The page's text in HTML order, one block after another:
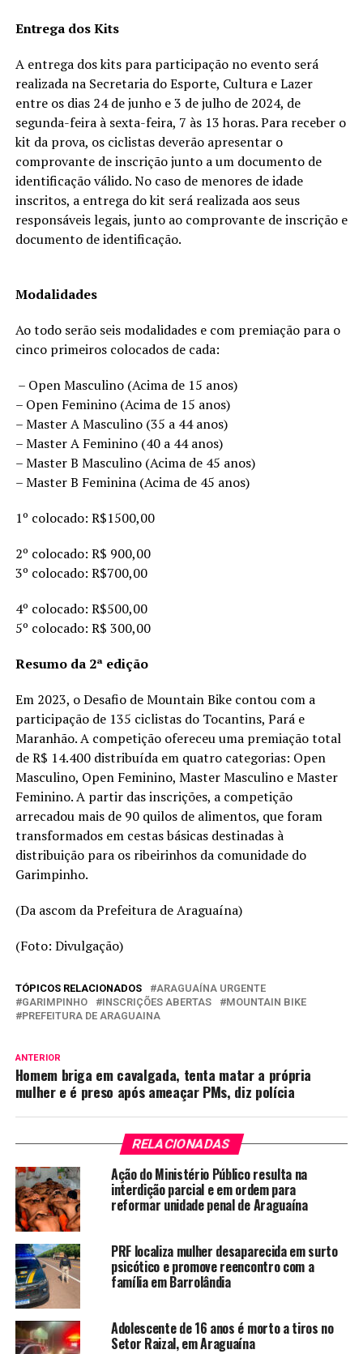
Entrega dos Kits
A entrega dos kits para participação no evento será
realizada na Secretaria do Esporte, Cultura e Lazer
entre os dias 24 de junho e 3 de julho de 2024, de
segunda-feira à sexta-feira, 7 às 13 horas. Para receber o
kit da prova, os ciclistas deverão apresentar o
comprovante de inscrição junto a um documento de
identificação válido. No caso de menores de idade
inscritos, a entrega do kit será realizada aos seus
responsáveis legais, junto ao comprovante de inscrição e
documento de identificação.
Modalidades
Ao todo serão seis modalidades e com premiação para o
cinco primeiros colocados de cada:
– Open Masculino (Acima de 15 anos)
– Open Feminino (Acima de 15 anos)
– Master A Masculino (35 a 44 anos)
– Master A Feminino (40 a 44 anos)
– Master B Masculino (Acima de 45 anos)
– Master B Feminina (Acima de 45 anos)
1º colocado: R$1500,00
2º colocado: R$ 900,00
3º colocado: R$700,00
4º colocado: R$500,00
5º colocado: R$ 300,00
Resumo da 2ª edição
Em 2023, o Desafio de Mountain Bike contou com a
participação de 135 ciclistas do Tocantins, Pará e
Maranhão. A competição ofereceu uma premiação total
de R$ 14.400 distribuída em quatro categorias: Open
Masculino, Open Feminino, Master Masculino e Master
Feminino. A partir das inscrições, a competição
arrecadou mais de 90 quilos de alimentos, que foram
transformados em cestas básicas destinadas à
distribuição para os ribeirinhos da comunidade do
Garimpinho.
(Da ascom da Prefeitura de Araguaína)
(Foto: Divulgação)
TÓPICOS RELACIONADOS
ARAGUAÍNA URGENTE
GARIMPINHO
INSCRIÇÕES ABERTAS
MOUNTAIN BIKE
PREFEITURA DE ARAGUAINA
ANTERIOR
Homem briga em cavalgada, tenta matar a própria
mulher e é preso após ameaçar PMs, diz polícia
RELACIONADAS
Ação do Ministério Público resulta na
interdição parcial e em ordem para
reformar unidade penal de Araguaína
PRF localiza mulher desaparecida em surto
psicótico e promove reencontro com a
família em Barrolândia
Adolescente de 16 anos é morto a tiros no
Setor Raizal, em Araguaína